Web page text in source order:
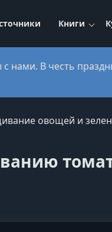
Книги
нами. В честь
овощей и